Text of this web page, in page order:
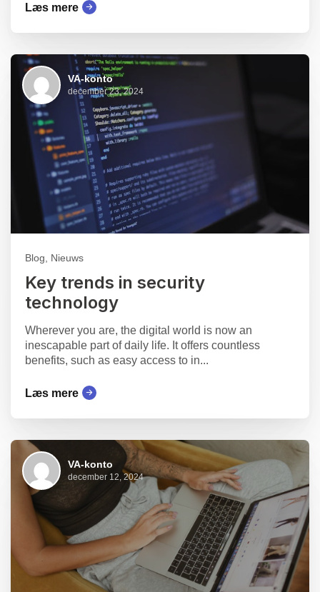
Læs mere
VA-konto
december 23, 2024
Blog, Nieuws
Key trends in security
technology
Wherever you are, the digital world is now an
inescapable part of daily life. It offers countless
benefits, such as easy access to in...
Læs mere
VA-konto
december 12, 2024